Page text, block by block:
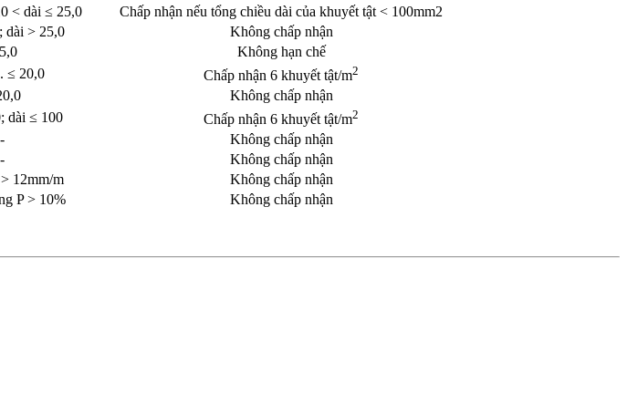
< dài ≤ 25,0
Chấp nhận nếu tổng chiều dài của khuyết tật < 100mm2
dài > 25,0
Không chấp nhận
Không hạn chế
≤ 20,0
Chấp nhận 6 khuyết tật/m2
Không chấp nhận
dài ≤ 100
Chấp nhận 6 khuyết tật/m2
-
Không chấp nhận
-
Không chấp nhận
12mm/m
Không chấp nhận
P > 10%
Không chấp nhận